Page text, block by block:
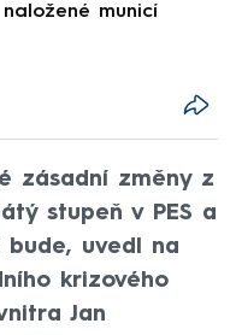
municí
zásadní změny z
stupeň v PES a
uvedl na
krizového
Jan